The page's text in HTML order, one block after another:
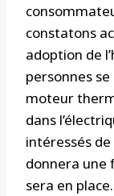
constatons
adoption de
personnes
moteur
dans
intéressés
donnera une
sera en place.